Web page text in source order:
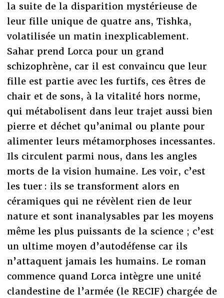
la suite de la disparition mystérieuse de
leur fille unique de quatre ans, Tishka,
volatilisée un matin inexplicablement.
Sahar prend Lorca pour un grand
schizophrène, car il est convaincu que leur
fille est partie avec les furtifs, ces êtres de
chair et de sons, à la vitalité hors norme,
qui métabolisent dans leur trajet aussi bien
pierre et déchet qu’animal ou plante pour
alimenter leurs métamorphoses incessantes.
Ils circulent parmi nous, dans les angles
morts de la vision humaine. Les voir, c’est
les tuer : ils se transforment alors en
céramiques qui ne révèlent rien de leur
nature et sont inanalysables par les moyens
même les plus puissants de la science ; c’est
un ultime moyen d’autodéfense car ils
n’attaquent jamais les humains. Le roman
commence quand Lorca intègre une unité
clandestine de l’armée (le RECIF) chargée de